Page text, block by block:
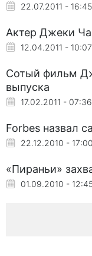
22.07.2011 - 16:45
Актер Джеки
12.04.2011 - 10:07
Сотый фильм
выпуска
17.02.2011 - 07:36
Forbes назвал
22.12.2010 - 17:00
«Пираньи»
01.09.2010 -